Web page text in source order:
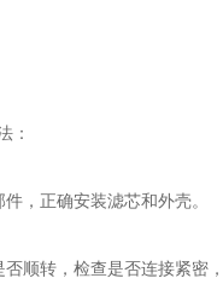
：
正确安装滤芯和外壳。
转，检查是否连接紧密